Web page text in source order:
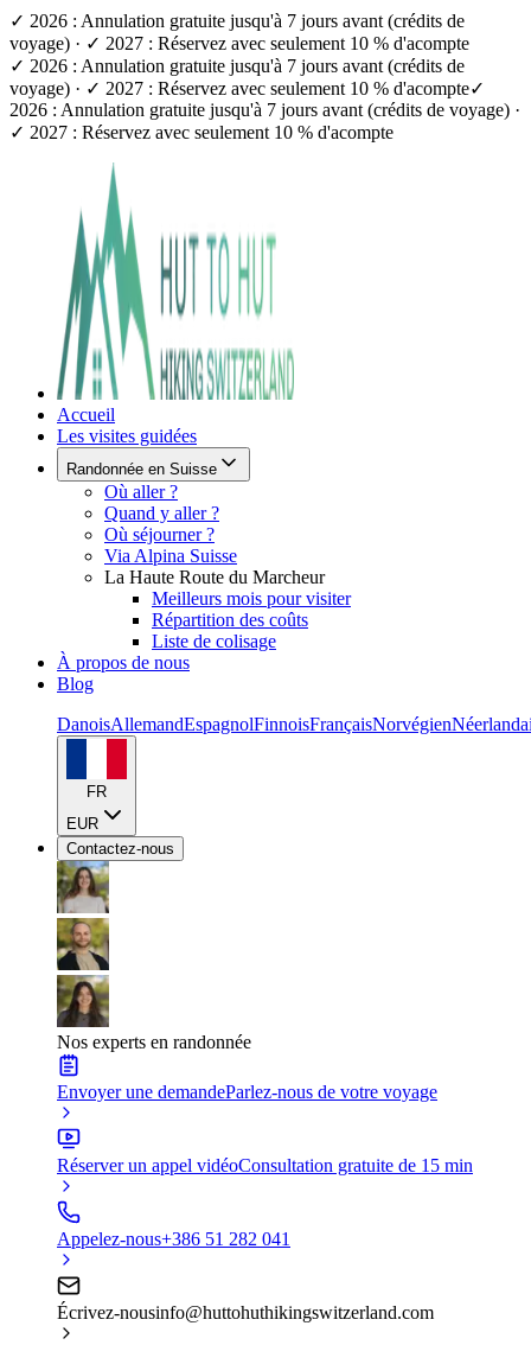
✓ 2026 : Annulation gratuite jusqu'à 7 jours avant (crédits de
voyage) · ✓ 2027 : Réservez avec seulement 10 % d'acompte
✓ 2026 : Annulation gratuite jusqu'à 7 jours avant (crédits de
voyage) · ✓ 2027 : Réservez avec seulement 10 % d'acompte✓
2026 : Annulation gratuite jusqu'à 7 jours avant (crédits de voyage) ·
✓ 2027 : Réservez avec seulement 10 % d'acompte
Accueil
Les visites guidées
Randonnée en Suisse
Où aller ?
Quand y aller ?
Où séjourner ?
Via Alpina Suisse
La Haute Route du Marcheur
Meilleurs mois pour visiter
Répartition des coûts
Liste de colisage
À propos de nous
Blog
DanoisAllemandEspagnolFinnoisFrançaisNorvégien
FR
EUR
Contactez-nous
Nos experts en randonnée
Envoyer une demandeParlez-nous de votre voyage
Réserver un appel vidéoConsultation gratuite de 15 min
Appelez-nous+386 51 282 041
Écrivez-nousinfo@huttohuthikingswitzerland.com